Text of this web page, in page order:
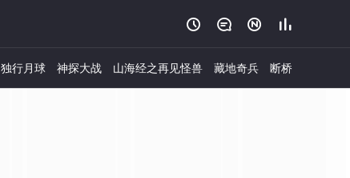
   
独行月球 神探大战 山海经之再见怪兽 藏地奇兵 断桥